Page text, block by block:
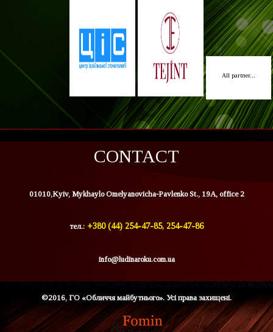
All partner...
CONTACT
01010,Kyiv, Mykhaylo Omelyanovicha-Pavlenko St., 19A, office 2
тел.: +380 (44) 254-47-85, 254-47-86
info@ludinaroku.com.ua
©2016, ГО «Обличчя майбутнього». Усі права захищені.